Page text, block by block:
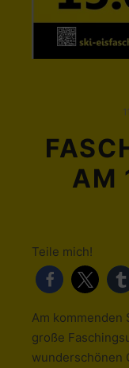
AM
Teile mich!
Am kommenden
große
wunderschönen